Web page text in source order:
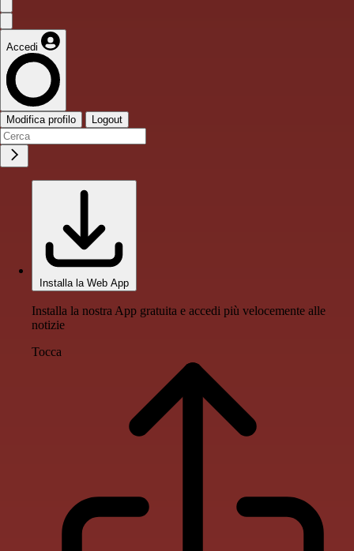
Accedi
Modifica profilo Logout
Installa la Web App
Installa la nostra App gratuita e accedi più velocemente alle
notizie
Tocca